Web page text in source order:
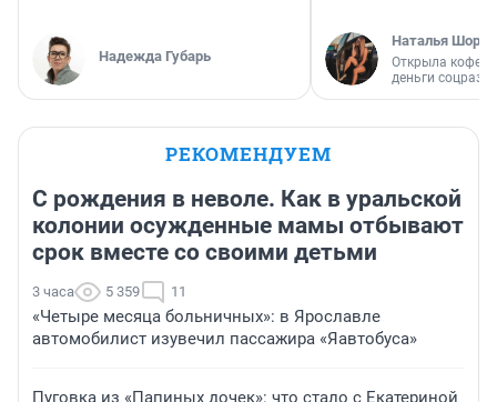
Надежда Губарь
Наталья
Открыла
деньги
РЕКОМЕНДУЕМ
С рождения в неволе. Как в уральской
колонии осужденные мамы отбывают
срок вместе со своими детьми
3 часа 5 359 11
«Четыре месяца больничных»: в Ярославле
автомобилист изувечил пассажира «Яавтобуса»
Пуговка из «Папиных дочек»: что стало с Екатериной